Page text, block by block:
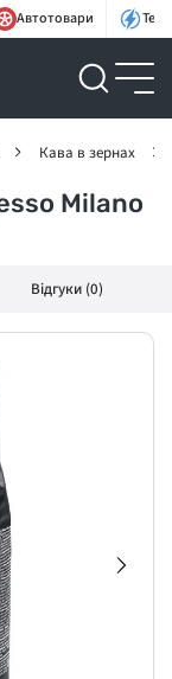
Автотовари
Кава в зернах
Milano
Відгуки (0)